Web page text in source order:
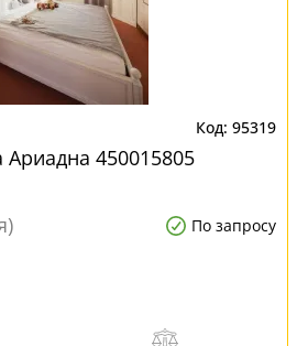
95319
450015805
По запросу